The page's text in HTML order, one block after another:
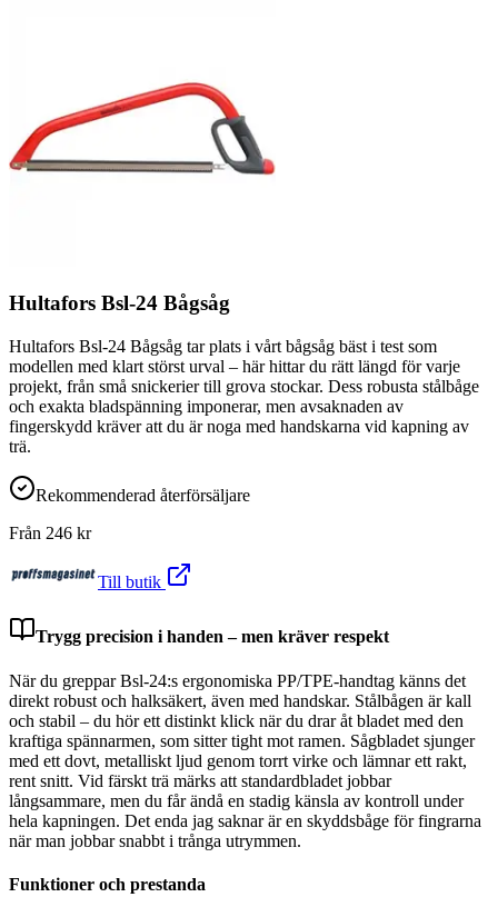
Hultafors Bsl-24 Bågsåg
Hultafors Bsl-24 Bågsåg tar plats i vårt bågsåg bäst i test som
modellen med klart störst urval – här hittar du rätt längd för varje
projekt, från små snickerier till grova stockar. Dess robusta stålbåge
och exakta bladspänning imponerar, men avsaknaden av
fingerskydd kräver att du är noga med handskarna vid kapning av
trä.
Rekommenderad återförsäljare
Från 246 kr
Till butik
Trygg precision i handen – men kräver respekt
När du greppar Bsl-24:s ergonomiska PP/TPE-handtag känns det
direkt robust och halksäkert, även med handskar. Stålbågen är kall
och stabil – du hör ett distinkt klick när du drar åt bladet med den
kraftiga spännarmen, som sitter tight mot ramen. Sågbladet sjunger
med ett dovt, metalliskt ljud genom torrt virke och lämnar ett rakt,
rent snitt. Vid färskt trä märks att standardbladet jobbar
långsammare, men du får ändå en stadig känsla av kontroll under
hela kapningen. Det enda jag saknar är en skyddsbåge för fingrarna
när man jobbar snabbt i trånga utrymmen.
Funktioner och prestanda